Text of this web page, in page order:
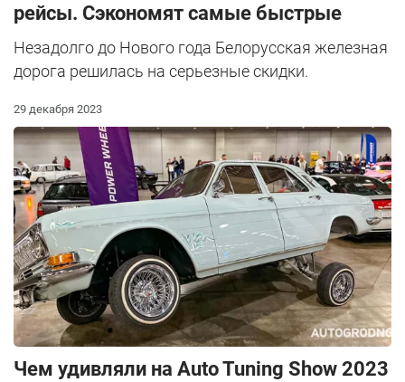
рейсы. Сэкономят самые быстрые
Незадолго до Нового года Белорусская железная
дорога решилась на серьезные скидки.
29 декабря 2023
Чем удивляли на Auto Tuning Show 2023